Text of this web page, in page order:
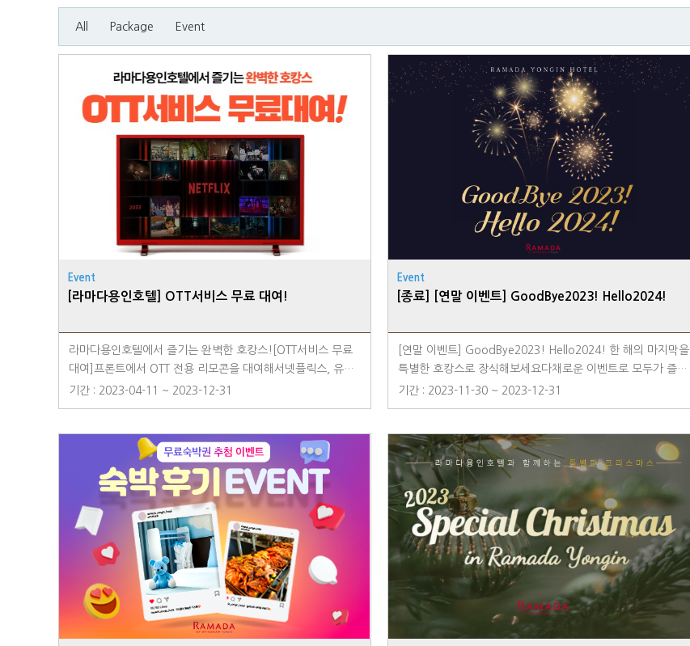
All Package Event
Event
[라마다용인호텔] OTT서비스 무료 대여!
라마다용인호텔에서 즐기는 완벽한 호캉스![OTT서비스 무료
대여]프론트에서 OTT 전용 리모콘을 대여해서넷플릭스, 유튜
브, 웨이브 등 다양한 OTT를 즐기면서 호캉스를 즐겨보세요!*
개인 계정 사용* 보증금 \100,000 (체크아웃 시 확인 후 보증
여해드립니다.- 재고 소진 시 대여가 제한될 수 있습니다.- 개
인 소유 계정으로 로그인 후 서비스 이용이 가능합니다.- 고객
님의 개인정보 보호를 위해 체크아웃 전 사용하신 서비스의 계
정을 반드시 로그아웃 해주시기 바랍니다.- 고객 부주의로 인
한 기기 손상 또는 분실 시 별도의 금액이 부과될 수 있습니다.
(보증금 10만원)
기간 : 2023-04-11 ~ 2023-12-31
Event
[종료] [연말 이벤트] GoodBye2023! Hello2024!
[연말 이벤트] GoodBye2023! Hello2024! 한 해의 마지막을
특별한 호캉스로 장식해보세요다채로운 이벤트로 모두가 즐거
운 연말을 선사합니다!◆ EVENT.1 Goodbye 2023! 힐링 마
술 공연온 가족이 함께 즐기는 패밀리 매직쇼!▪ 일시 : 12/31
드타로카드로 24년 한 해의 운세를 점쳐보세요▪ 일시 : 12/31
(일) 15:00~19:00▪ 장소 : 1F 호텔 로비◆ EVENT.3 Hello 20
24! 루프탑 해돋이새해 첫 일출을 루프탑에서 맞이해보세요!
일출을 맞이하는 분들께 따뜻한 차를 제공해드립니다.▪ 일시 :
1/1(월) 06:30~▪ 장소 : 18F 루프탑◆ EVENT.4 행운을 부르
는 조식뷔페새해를 맞이해 오색떡국, 포춘쿠키 등 행운이 가득
한 조식 특선 메뉴들을 만나보세요.▪ 일시 : 1/1(월) 조식뷔페▪
장소 : 로즈마리레스토랑☎ 예약 및 문의 031-8097-6500
기간 : 2023-11-30 ~ 2023-12-31